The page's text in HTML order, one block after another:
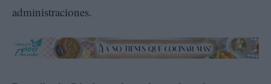
administraciones.